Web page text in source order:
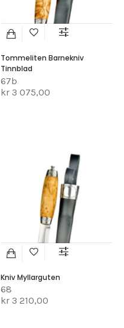
Tommeliten Barnekniv
Tinnblad
67b
kr 3 075,00
Kniv Myllarguten
68
kr 3 210,00